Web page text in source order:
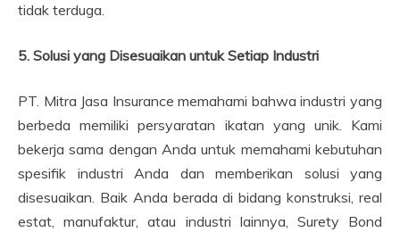
tidak terduga.
5. Solusi yang Disesuaikan untuk Setiap Industri
PT. Mitra Jasa Insurance memahami bahwa industri yang
berbeda memiliki persyaratan ikatan yang unik. Kami
bekerja sama dengan Anda untuk memahami kebutuhan
spesifik industri Anda dan memberikan solusi yang
disesuaikan. Baik Anda berada di bidang konstruksi, real
estat, manufaktur, atau industri lainnya, Surety Bond